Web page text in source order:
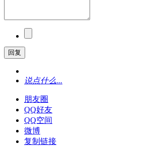
回复
说点什么...
朋友圈
QQ好友
QQ空间
微博
复制链接